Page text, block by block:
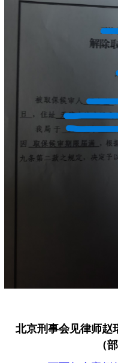
北京刑事会见律师赵
（